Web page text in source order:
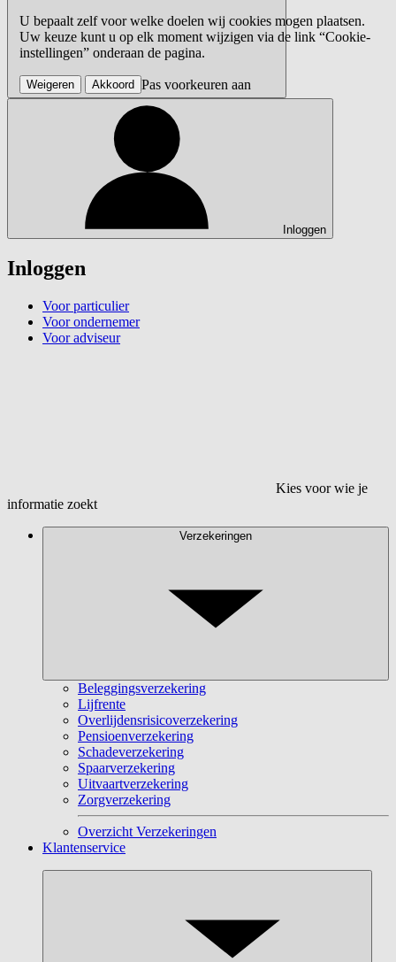
Inloggen
Inloggen
Voor particulier
Voor ondernemer
Voor adviseur
Kies voor wie je
informatie zoekt
Verzekeringen
Beleggingsverzekering
Lijfrente
Overlijdensrisicoverzekering
Pensioenverzekering
Schadeverzekering
Spaarverzekering
Uitvaartverzekering
Zorgverzekering
Overzicht Verzekeringen
Klantenservice
U bepaalt zelf voor welke doelen wij cookies mogen plaatsen.
Uw keuze kunt u op elk moment wijzigen via de link “Cookie-
instellingen” onderaan de pagina.
Pas voorkeuren aan
Weigeren Akkoord